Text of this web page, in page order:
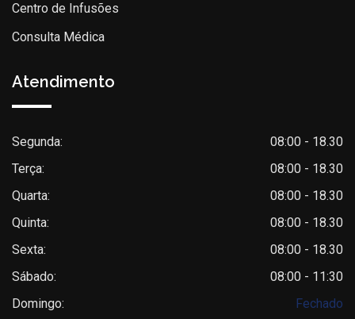
Centro de Infusões
Consulta Médica
Atendimento
Segunda:
08:00 - 18.30
Terça:
08:00 - 18.30
Quarta:
08:00 - 18.30
Quinta:
08:00 - 18.30
Sexta:
08:00 - 18.30
Sábado:
08:00 - 11:30
Domingo:
Fechado